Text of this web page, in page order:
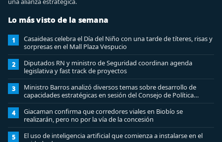
Lo más visto de la semana
1
Casaideas celebra el Día del Niño con una tarde de títeres, risas y
sorpresas en el Mall Plaza Vespucio
2
Diputados RN y ministro de Seguridad coordinan agenda
legislativa y fast track de proyectos
3
Ministro Barros analizó diversos temas sobre desarrollo de
capacidades estratégicas en sesión del Consejo de Política
Espacial
4
Giacaman confirma que corredores viales en Biobío se
realizarán, pero no por la vía de la concesión
5
El uso de inteligencia artificial que comienza a instalarse en el